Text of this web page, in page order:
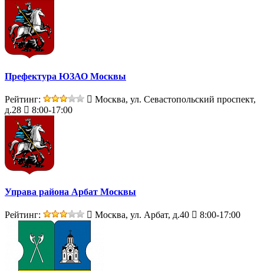
Префектура ЮЗАО Москвы
Рейтинг:
Москва, ул. Севастопольский проспект,
д.28
8:00-17:00
Управа района Арбат Москвы
Рейтинг: Москва, ул. Арбат, д.40 8:00-17:00